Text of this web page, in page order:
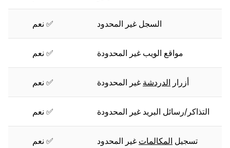
السجل غير المحدود ✅ نعم
مواقع الويب غير المحدودة ✅ نعم
أزرار الدردشة غير المحدودة ✅ نعم
التذاكر/رسائل البريد غير المحدودة ✅ نعم
تسجيل المكالمات غير المحدود ✅ نعم